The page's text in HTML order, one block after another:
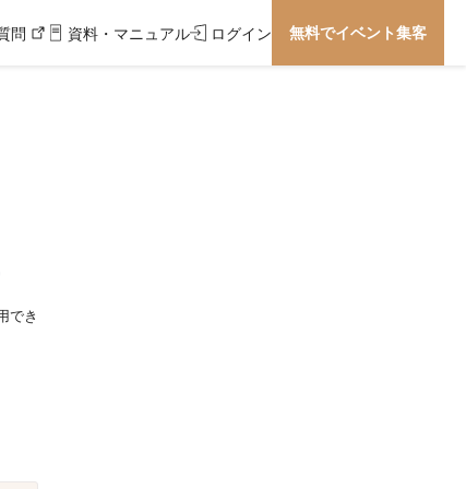
問 資料・マニュアル ログイン 無料でイベント集客
でき